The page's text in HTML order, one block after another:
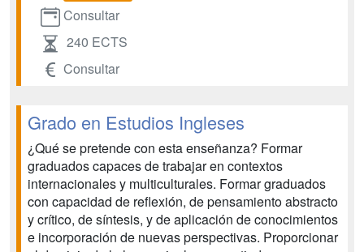
Consultar
240 ECTS
Consultar
Grado en Estudios Ingleses
¿Qué se pretende con esta enseñanza? Formar
graduados capaces de trabajar en contextos
internacionales y multiculturales. Formar graduados
con capacidad de reflexión, de pensamiento abstracto
y crítico, de síntesis, y de aplicación de conocimientos
e incorporación de nuevas perspectivas. Proporcionar